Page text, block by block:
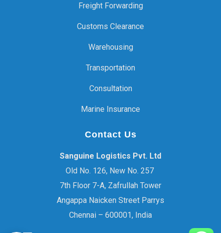
Freight Forwarding
Customs Clearance
Warehousing
Transportation
Consultation
Marine Insurance
Contact Us
Sanguine Logistics Pvt. Ltd
Old No. 126, New No. 257
7th Floor 7-A, Zafrullah Tower
Angappa Naicken Street Parrys
Chennai – 600001, India